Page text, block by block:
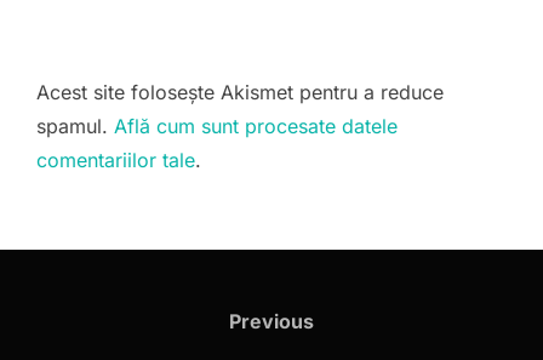
Acest site folosește Akismet pentru a reduce
spamul. Află cum sunt procesate datele
comentariilor tale.
Previous
Previous